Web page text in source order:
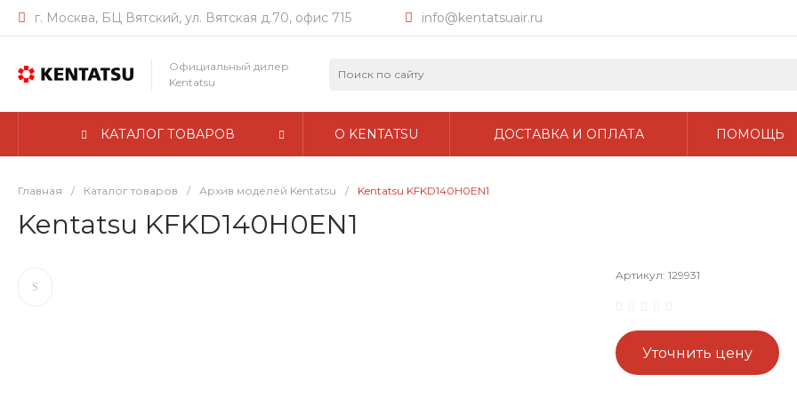
г. Москва, БЦ Вятский, ул. Вятская д.70, офис 715 info@kentatsuair.ru
Официальный дилер
Kentatsu
КАТАЛОГ ТОВАРОВ О KENTATSU ДОСТАВКА И ОПЛАТА ПОМОЩЬ
Главная / Каталог товаров / Архив моделей Kentatsu / Kentatsu KFKD140H0EN1
Kentatsu KFKD140H0EN1
Артикул: 129931
Уточнить цену